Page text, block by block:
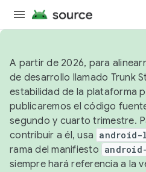
A partir de 2026, para
de desarrollo llamado Trunk
estabilidad de la plataforma
publicaremos el código
segundo y cuarto trimestre.
contribuir a él, usa
rama del manifiesto
siempre hará referencia a la